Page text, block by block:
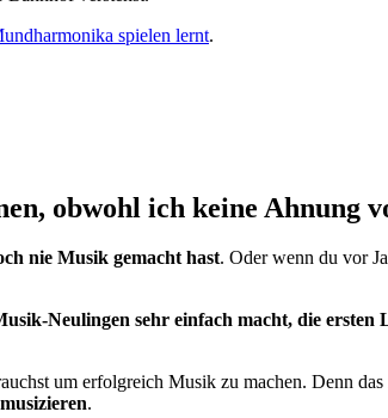
spielen lernt.
obwohl ich keine Ahnung
nie Musik gemacht hast. Oder wenn du vor
Neulingen sehr einfach macht, die ersten
um erfolgreich Musik zu machen. Denn
.